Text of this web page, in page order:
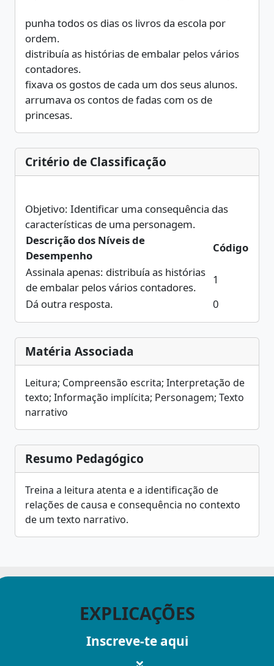
punha todos os dias os livros da escola por
ordem.
distribuía as histórias de embalar pelos vários
contadores.
fixava os gostos de cada um dos seus alunos.
arrumava os contos de fadas com os de
princesas.
Critério de Classificação
Objetivo: Identificar uma consequência das
características de uma personagem.
Descrição dos Níveis de
Desempenho
Código
Assinala apenas: distribuía as histórias
de embalar pelos vários contadores.
1
Dá outra resposta.
0
Matéria Associada
Leitura; Compreensão escrita; Interpretação de
texto; Informação implícita; Personagem; Texto
narrativo
Resumo Pedagógico
Treina a leitura atenta e a identificação de
relações de causa e consequência no contexto
de um texto narrativo.
EXPLICAÇÕES
Inscreve-te aqui